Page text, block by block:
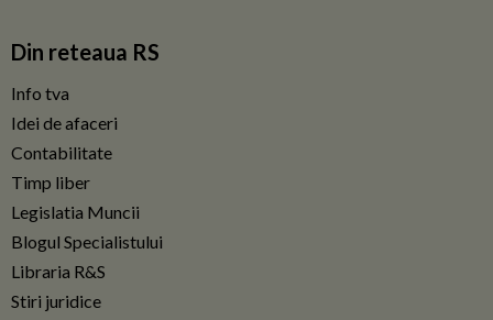
Din reteaua RS
Info tva
Idei de afaceri
Contabilitate
Timp liber
Legislatia Muncii
Blogul Specialistului
Libraria R&S
Stiri juridice